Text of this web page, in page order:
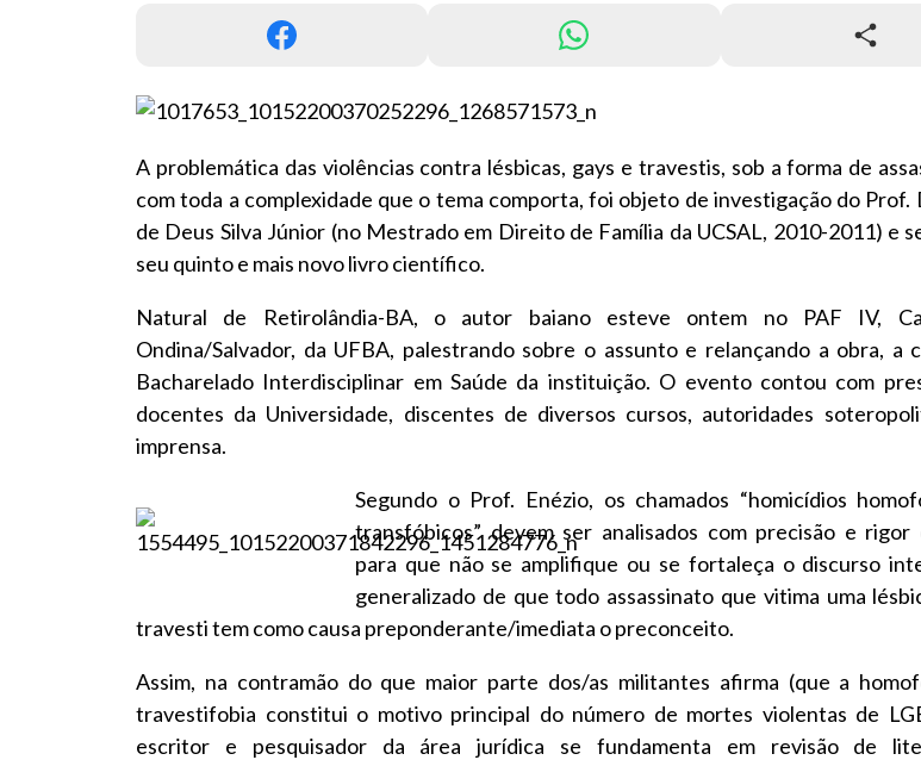
A problemática das violências contra lésbicas, gays e travestis, sob a forma de
com toda a complexidade que o tema comporta, foi objeto de investigação do Prof.
de Deus Silva Júnior (no Mestrado em Direito de Família da UCSAL, 2010-2011) e
seu quinto e mais novo livro científico.
Natural de Retirolândia-BA, o autor baiano esteve ontem no PAF IV,
Ondina/Salvador, da UFBA, palestrando sobre o assunto e relançando a obra, a
Bacharelado Interdisciplinar em Saúde da instituição. O evento contou com
docentes da Universidade, discentes de diversos cursos, autoridades
imprensa.
Segundo o Prof. Enézio, os chamados “homicídios
transfóbicos” devem ser analisados com precisão e rigor
para que não se amplifique ou se fortaleça o discurso
generalizado de que todo assassinato que vitima uma
travesti tem como causa preponderante/imediata o preconceito.
Assim, na contramão do que maior parte dos/as militantes afirma (que a
travestifobia constitui o motivo principal do número de mortes violentas de
escritor e pesquisador da área jurídica se fundamenta em revisão de